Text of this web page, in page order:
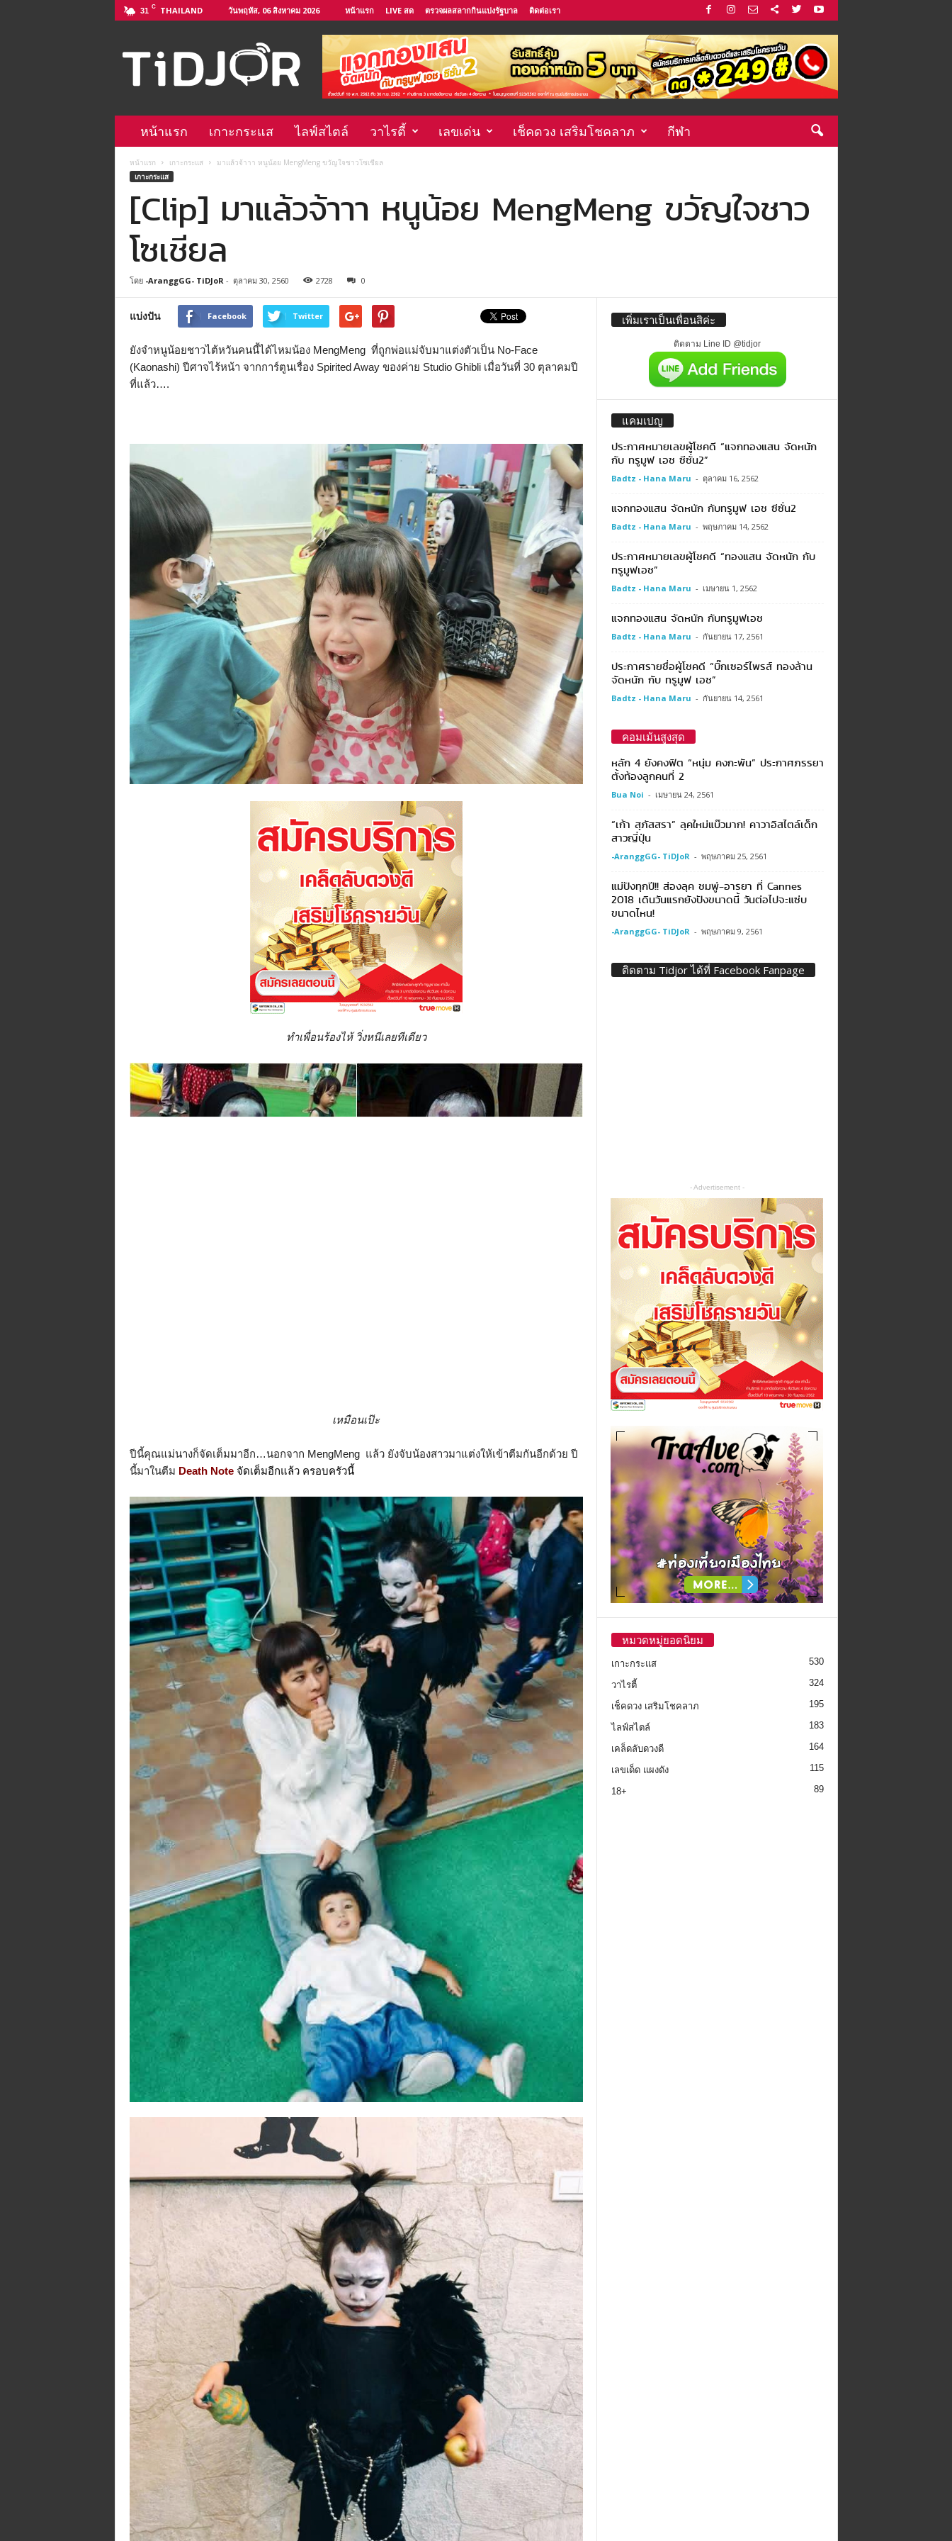
31 C THAILAND วันพฤหัส, 06 สิงหาคม 2026 หน้าแรก LIVE สด ตรวจผลสลากกินแบ่งรัฐบาล ติดต่อเรา
l
หน้าแรก เกาะกระแส ไลฟ์สไตล์ วาไรตี้ เลขเด่น เช็คดวง เสริมโชคลาภ กีฬา
หน้าแรก เกาะกระแส
มาแล้วจ้าาา หนูน้อย MengMeng ขวัญใจชาวโซเชียล
เกาะกระแส
[Clip] มาแล้วจ้าาา หนูน้อย MengMeng ขวัญใจชาว
โซเชียล
โดย -AranggGG- TiDJoR- ตุลาคม 30, 2560 2728 0
แบ่งปัน Facebook Twitter
ยังจำหนูน้อยชาวไต้หวันคนนี้ได้ไหมน้อง MengMeng ที่ถูกพ่อแม่จับมาแต่งตัวเป็น No-Face
(Kaonashi) ปีศาจไร้หน้า จากการ์ตูนเรื่อง Spirited Away ของค่าย Studio Ghibli เมื่อวันที่ 30 ตุลาคมปี
ที่แล้ว….
ทำเพื่อนร้องไห้ วิ่งหนีเลยทีเดียว
เหมือนเป๊ะ
ปีนี้คุณแม่นางก็จัดเต็มมาอีก…นอกจาก MengMeng แล้ว ยังจับน้องสาวมาแต่งให้เข้าตีมกันอีกด้วย ปี
นี้มาในตีม Death Note จัดเต็มอีกแล้ว ครอบครัวนี้
เพิ่มเราเป็นเพื่อนสิค่ะ
ติดตาม Line ID @tidjor
แคมเปญ
ประกาศหมายเลขผู้โชคดี “แจกทองแสน จัดหนัก
กับ ทรูมูฟ เอช ซีซั่น2”
Badtz - Hana Maru - ตุลาคม 16, 2562
แจกทองแสน จัดหนัก กับทรูมูฟ เอช ซีซั่น2
Badtz - Hana Maru - พฤษภาคม 14, 2562
ประกาศหมายเลขผู้โชคดี “ทองแสน จัดหนัก กับ
ทรูมูฟเอช”
Badtz - Hana Maru - เมษายน 1, 2562
แจกทองแสน จัดหนัก กับทรูมูฟเอช
Badtz - Hana Maru - กันยายน 17, 2561
ประกาศรายชื่อผู้โชคดี “บิ๊กเซอร์ไพรส์ ทองล้าน
จัดหนัก กับ ทรูมูฟ เอช”
Badtz - Hana Maru - กันยายน 14, 2561
คอมเม้นสูงสุด
หลัก 4 ยังคงฟิต “หนุ่ม คงกะพัน” ประกาศภรรยา
ตั้งท้องลูกคนที่ 2
Bua Noi - เมษายน 24, 2561
“เก้า สุภัสสรา” ลุคใหม่แบ๊วมาก! คาวาอิสไตล์เด็ก
สาวญี่ปุ่น
-AranggGG- TiDJoR - พฤษภาคม 25, 2561
แม่ปังทุกปี!! ส่องลุค ชมพู่-อารยา ที่ Cannes
2018 เดินวันแรกยังปังขนาดนี้ วันต่อไปจะแซ่บ
ขนาดไหน!
-AranggGG- TiDJoR - พฤษภาคม 9, 2561
ติดตาม Tidjor ได้ที่ Facebook Fanpage
- Advertisement -
หมวดหมู่ยอดนิยม
เกาะกระแส 530
วาไรตี้ 324
เช็คดวง เสริมโชคลาภ 195
ไลฟ์สไตล์ 183
เคล็ดลับดวงดี 164
เลขเด็ด แผงดัง 115
18+ 89